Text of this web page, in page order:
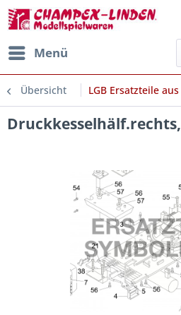
Menü
Übersicht LGB Ersatzteile